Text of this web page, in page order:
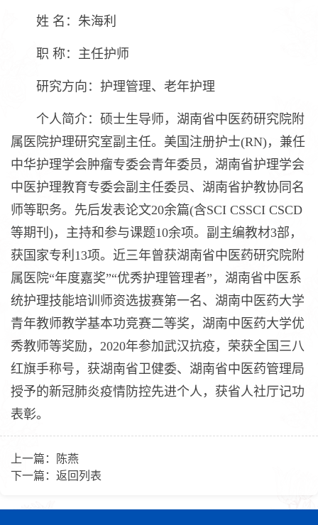
姓 名：朱海利
职 称：主任护师
研究方向：护理管理、老年护理
个人简介：硕士生导师，湖南省中医药研究院附
属医院护理研究室副主任。美国注册护士(RN)，兼任
中华护理学会肿瘤专委会青年委员，湖南省护理学会
中医护理教育专委会副主任委员、湖南省护教协同名
师等职务。先后发表论文20余篇(含SCI CSSCI CSCD
等期刊)，主持和参与课题10余项。副主编教材3部，
获国家专利13项。近三年曾获湖南省中医药研究院附
属医院“年度嘉奖”“优秀护理管理者”，湖南省中医系
统护理技能培训师资选拔赛第一名、湖南中医药大学
青年教师教学基本功竞赛二等奖，湖南中医药大学优
秀教师等奖励，2020年参加武汉抗疫，荣获全国三八
红旗手称号，获湖南省卫健委、湖南省中医药管理局
授予的新冠肺炎疫情防控先进个人，获省人社厅记功
表彰。
上一篇：
陈燕
下一篇： 返回列表